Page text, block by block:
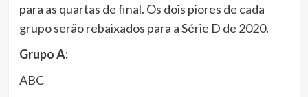
para as quartas de final. Os dois piores de cada
grupo serão rebaixados para a Série D de 2020.
Grupo A:
ABC